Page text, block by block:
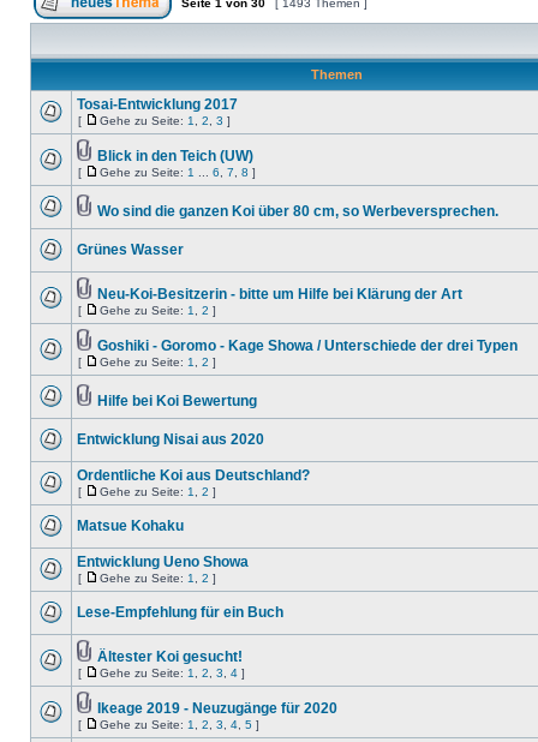
Seite 1 von 30 [ 1493 Themen ]
Themen
Tosai-Entwicklung 2017
[ Gehe zu Seite: 1 2 3 ]
Blick in den Teich (UW)
[ Gehe zu Seite: 1 6 7 8 ]
Wo sind die ganzen Koi über 80 cm, so Werbeversprechen.
Grünes Wasser
Neu-Koi-Besitzerin - bitte um Hilfe bei Klärung der Art
[ Gehe zu Seite: 1 2 ]
Goshiki - Goromo - Kage Showa / Unterschiede der drei Typen
[ Gehe zu Seite: 1 2 ]
Hilfe bei Koi Bewertung
Entwicklung Nisai aus 2020
Ordentliche Koi aus Deutschland?
[ Gehe zu Seite: 1 2 ]
Matsue Kohaku
Entwicklung Ueno Showa
[ Gehe zu Seite: 1 2 ]
Lese-Empfehlung für ein Buch
Ältester Koi gesucht!
[ Gehe zu Seite: 1 2 3 4 ]
Ikeage 2019 - Neuzugänge für 2020
[ Gehe zu Seite: 1 2 3 4 5 ]